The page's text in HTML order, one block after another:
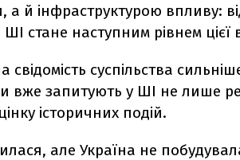
й інфраструктурою впливу:
стане наступним рівнем цієї
суспільства
вже запитують у ШІ не лише
історичних подій.
але Україна не